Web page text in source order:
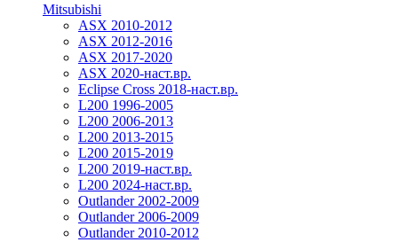
Mitsubishi
ASX 2010-2012
ASX 2012-2016
ASX 2017-2020
ASX 2020-наст.вр.
Eclipse Cross 2018-наст.вр.
L200 1996-2005
L200 2006-2013
L200 2013-2015
L200 2015-2019
L200 2019-наст.вр.
L200 2024-наст.вр.
Outlander 2002-2009
Outlander 2006-2009
Outlander 2010-2012